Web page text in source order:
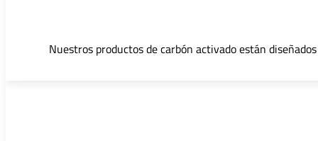
Nuestros productos de carbón activado están